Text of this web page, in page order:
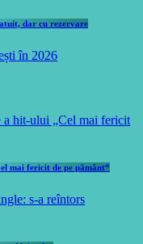
dar cu rezervare
mai fericit de pe pământ“